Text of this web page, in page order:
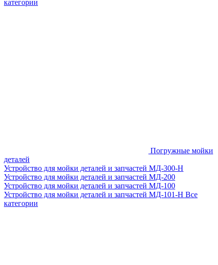
категории
Погружные мойки
деталей
Устройство для мойки деталей и запчастей МД-300-H
Устройство для мойки деталей и запчастей МД-200
Устройство для мойки деталей и запчастей МД-100
Устройство для мойки деталей и запчастей МД-101-Н Все
категории